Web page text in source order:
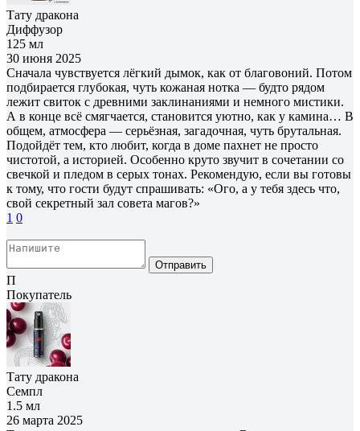
Тату дракона
Диффузор
125 мл
30 июня 2025
Сначала чувствуется лёгкий дымок, как от благовоний. Потом
подбирается глубокая, чуть кожаная нотка — будто рядом
лежит свиток с древними заклинаниями и немного мистики.
А в конце всё смягчается, становится уютно, как у камина… В
общем, атмосфера — серьёзная, загадочная, чуть брутальная.
Подойдёт тем, кто любит, когда в доме пахнет не просто
чистотой, а историей. Особенно круто звучит в сочетании со
свечкой и пледом в серых тонах. Рекомендую, если вы готовы
к тому, что гости будут спрашивать: «Ого, а у тебя здесь что,
свой секретный зал совета магов?»
1 0
Отправить
П
Покупатель
Тату дракона
Семпл
1.5 мл
26 марта 2025